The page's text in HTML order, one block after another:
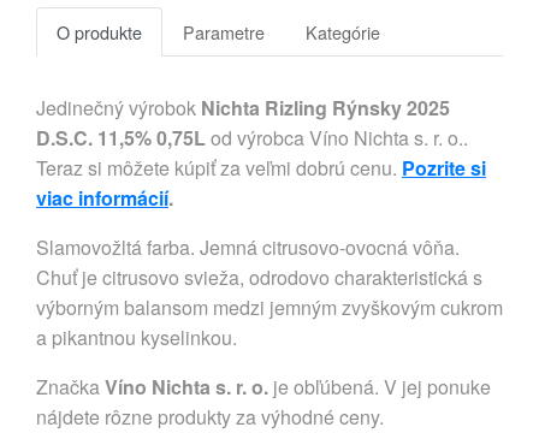
O produkte Parametre Kategórie
Jedinečný výrobok Nichta Rizling Rýnsky 2025
D.S.C. 11,5% 0,75Lod výrobca Víno Nichta s. r. o..
Teraz si môžete kúpiť za veľmi dobrú cenu. Pozrite si
viac informácií.
Slamovožltá farba. Jemná citrusovo-ovocná vôňa.
Chuť je citrusovo svieža, odrodovo charakteristická s
výborným balansom medzi jemným zvyškovým cukrom
a pikantnou kyselinkou.
ZnačkaVíno Nichta s. r. o. je obľúbená. V jej ponuke
nájdete rôzne produkty za výhodné ceny.